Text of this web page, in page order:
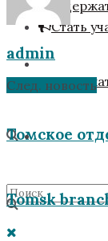
Стать
admin
След. новость
Томское
Tomsk